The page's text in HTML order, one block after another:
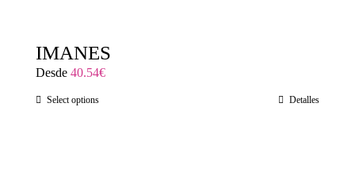
COPISTERIA
IMANES
Desde 40.54€
Select options Detalles